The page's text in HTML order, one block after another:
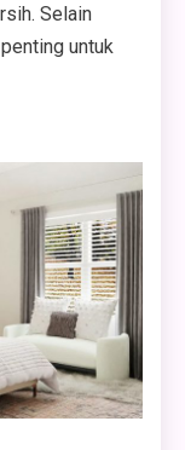
Selain
untuk